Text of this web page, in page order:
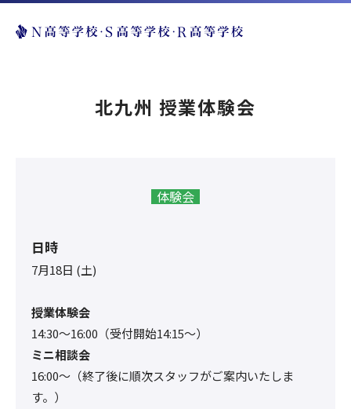
北九州 授業体験会
体験会
日時
7月18日 (土)
授業体験会
14:30〜16:00（受付開始14:15～）
ミニ相談会
16:00〜（終了後に順次スタッフがご案内いたしま
す。）